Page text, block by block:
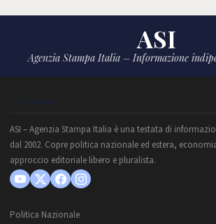
ASI
Agenzia Stampa Italia – Informazione
CHI SIAMO
ASI – Agenzia Stampa Italia è una testata di
dal 2002. Copre politica nazionale ed estera,
approccio editoriale libero e pluralista.
Politica Nazionale